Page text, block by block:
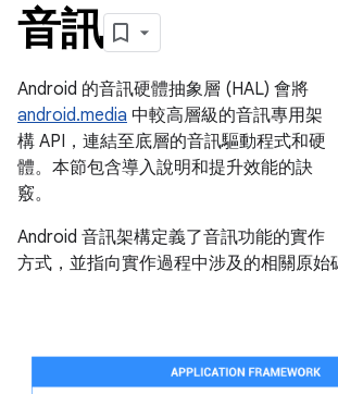
音訊
Android 的音訊硬體抽象層 (HAL) 會將
android.media 中較高層級的音訊專用架
構 API，連結至底層的音訊驅動程式和硬
體。本節包含導入說明和提升效能的訣
竅。
Android 音訊架構定義了音訊功能的實作
方式，並指向實作過程中涉及的相關原始